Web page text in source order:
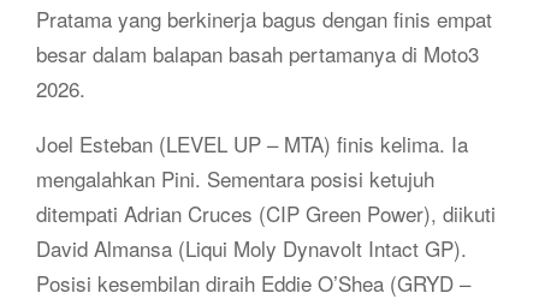
Pratama yang berkinerja bagus dengan finis empat
besar dalam balapan basah pertamanya di Moto3
2026.
Joel Esteban (LEVEL UP – MTA) finis kelima. Ia
mengalahkan Pini. Sementara posisi ketujuh
ditempati Adrian Cruces (CIP Green Power), diikuti
David Almansa (Liqui Moly Dynavolt Intact GP).
Posisi kesembilan diraih Eddie O’Shea (GRYD –